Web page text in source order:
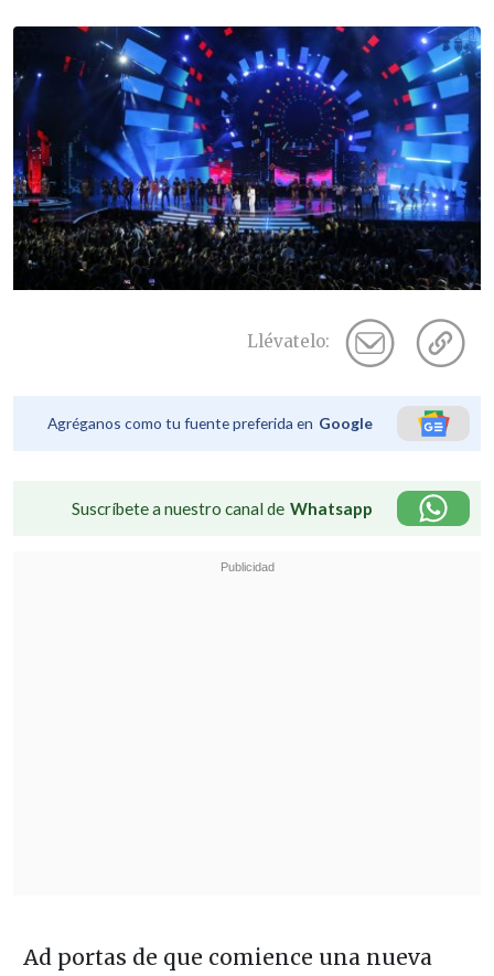
Llévatelo:
Agréganos como tu fuente preferida en Google
Suscríbete a nuestro canal de Whatsapp
Ad portas de que comience una nueva